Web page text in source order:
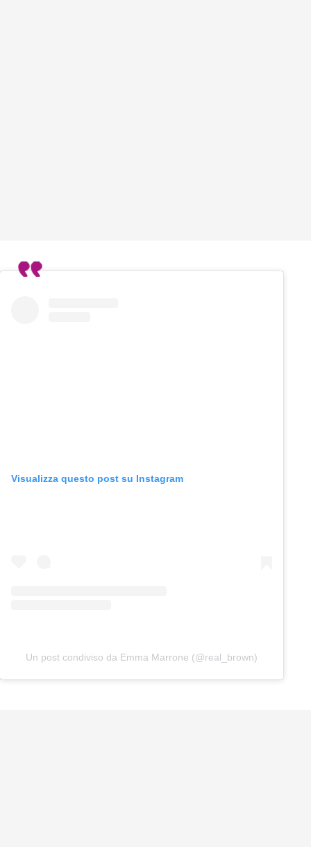
Visualizza questo post su Instagram
Un post condiviso da Emma Marrone (@real_brown)